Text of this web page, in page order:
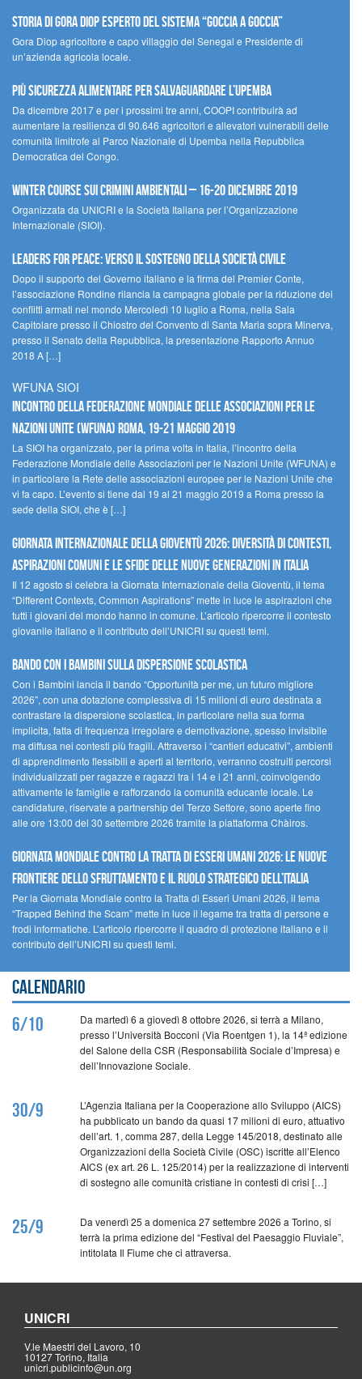
STORIA DI GORA DIOP ESPERTO DEL SISTEMA “GOCCIA A GOCCIA”
Gora Diop agricoltore e capo villaggio del Senegal e Presidente di
un’azienda agricola locale.
Più sicurezza alimentare per salvaguardare l’Upemba
Da dicembre 2017 e per i prossimi tre anni, COOPI contribuirà ad
aumentare la resilienza di 90.646 agricoltori e allevatori vulnerabili delle
comunità limitrofe al Parco Nazionale di Upemba nella Repubblica
Democratica del Congo.
Winter Course sui Crimini Ambientali – 16-20 Dicembre 2019
Organizzata da UNICRI e la Società Italiana per l’Organizzazione
Internazionale (SIOI).
Leaders for peace: verso il sostegno della società civile
Dopo il supporto del Governo italiano e la firma del Premier Conte,
l’associazione Rondine rilancia la campagna globale per la riduzione dei
conflitti armati nel mondo Mercoledì 10 luglio a Roma, nella Sala
Capitolare presso il Chiostro del Convento di Santa Maria sopra Minerva,
presso il Senato della Repubblica, la presentazione Rapporto Annuo
2018 A […]
WFUNA SIOI
Incontro della Federazione Mondiale delle Associazioni per le
Nazioni Unite (WFUNA) Roma, 19-21 maggio 2019
La SIOI ha organizzato, per la prima volta in Italia, l’incontro della
Federazione Mondiale delle Associazioni per le Nazioni Unite (WFUNA) e
in particolare la Rete delle associazioni europee per le Nazioni Unite che
vi fa capo. L’evento si tiene dal 19 al 21 maggio 2019 a Roma presso la
sede della SIOI, che è […]
GIORNATA INTERNAZIONALE DELLA GIOVENTÙ 2026: DIVERSITÀ DI CONTESTI,
ASPIRAZIONI COMUNI E LE SFIDE DELLE NUOVE GENERAZIONI IN ITALIA
Il 12 agosto si celebra la Giornata Internazionale della Gioventù, il tema
“Different Contexts, Common Aspirations” mette in luce le aspirazioni che
tutti i giovani del mondo hanno in comune. L’articolo ripercorre il contesto
giovanile italiano e il contributo dell’UNICRI su questi temi.
Bando Con i Bambini sulla dispersione scolastica
Con i Bambini lancia il bando “Opportunità per me, un futuro migliore
2026”, con una dotazione complessiva di 15 milioni di euro destinata a
contrastare la dispersione scolastica, in particolare nella sua forma
implicita, fatta di frequenza irregolare e demotivazione, spesso invisibile
ma diffusa nei contesti più fragili. Attraverso i “cantieri educativi”, ambienti
di apprendimento flessibili e aperti al territorio, verranno costruiti percorsi
individualizzati per ragazze e ragazzi tra i 14 e i 21 anni, coinvolgendo
attivamente le famiglie e rafforzando la comunità educante locale. Le
candidature, riservate a partnership del Terzo Settore, sono aperte fino
alle ore 13:00 del 30 settembre 2026 tramite la piattaforma Chàiros.
GIORNATA MONDIALE CONTRO LA TRATTA DI ESSERI UMANI 2026: LE NUOVE
FRONTIERE DELLO SFRUTTAMENTO E IL RUOLO STRATEGICO DELL’ITALIA
Per la Giornata Mondiale contro la Tratta di Esseri Umani 2026, il tema
“Trapped Behind the Scam” mette in luce il legame tra tratta di persone e
frodi informatiche. L’articolo ripercorre il quadro di protezione italiano e il
contributo dell’UNICRI su questi temi.
Calendario
6/10
Da martedì 6 a giovedì 8 ottobre 2026, si terrà a Milano,
presso l’Università Bocconi (Via Roentgen 1), la 14ª edizione
del Salone della CSR (Responsabilità Sociale d’Impresa) e
dell’Innovazione Sociale.
30/9
L’Agenzia Italiana per la Cooperazione allo Sviluppo (AICS)
ha pubblicato un bando da quasi 17 milioni di euro, attuativo
dell’art. 1, comma 287, della Legge 145/2018, destinato alle
Organizzazioni della Società Civile (OSC) iscritte all’Elenco
AICS (ex art. 26 L. 125/2014) per la realizzazione di interventi
di sostegno alle comunità cristiane in contesti di crisi […]
25/9
Da venerdì 25 a domenica 27 settembre 2026 a Torino, si
terrà la prima edizione del “Festival del Paesaggio Fluviale”,
intitolata Il Fiume che ci attraversa.
UNICRI
V.le Maestri del Lavoro, 10
10127 Torino, Italia
unicri.publicinfo@un.org